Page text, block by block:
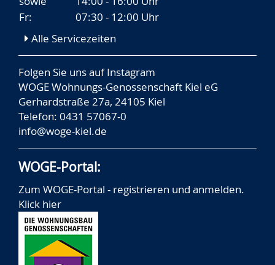
Fr:
07:30 - 12:00 Uhr
Alle Servicezeiten
Folgen Sie uns aufInstagram
WOGE Wohnungs-Genossenschaft Kiel eG
Gerhardstraße 27a, 24105 Kiel
Telefon: 0431 57067-0
info@woge-kiel.de
WOGE-Portal:
Zum WOGE-Portal - registrieren und anmelden.
Klick hier